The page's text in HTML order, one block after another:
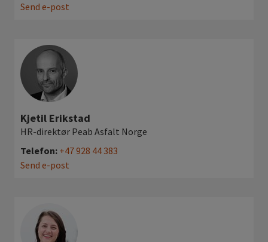
Send e-post
Kjetil Erikstad
HR-direktør Peab Asfalt Norge
Telefon: +47 928 44 383
Send e-post